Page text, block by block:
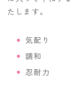
たします。
気配り
調和
忍耐力